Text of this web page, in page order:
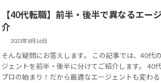
【40代転職】前半・後半で異なるエー
介
2023年8月16日
そんな疑問にお答えします。 この記事では、40代
ジェントを前半・後半に分けてご紹介します。 40
プロの始まり！だから最適なエージェントも変わ